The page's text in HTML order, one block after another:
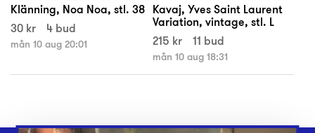
Klänning, Noa Noa, stl. 38
30 kr
4 bud
mån 10 aug 20:01
Kavaj, Yves Saint Laurent
Variation, vintage, stl. L
215 kr
11 bud
mån 10 aug 18:31